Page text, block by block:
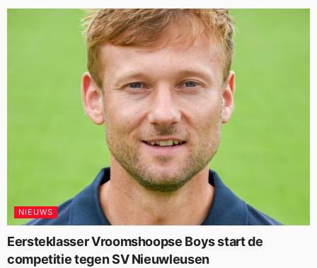
NIEUWS
Eersteklasser Vroomshoopse Boys start de
competitie tegen SV Nieuwleusen